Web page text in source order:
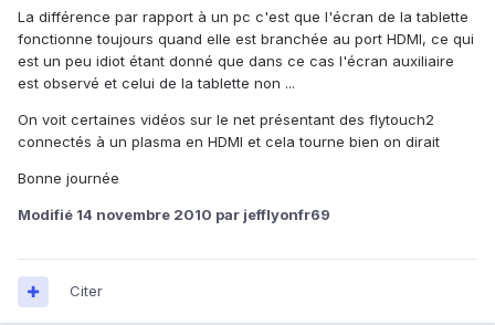
La différence par rapport à un pc c'est que l'écran de la tablette
fonctionne toujours quand elle est branchée au port HDMI, ce qui
est un peu idiot étant donné que dans ce cas l'écran auxiliaire
est observé et celui de la tablette non ...
On voit certaines vidéos sur le net présentant des flytouch2
connectés à un plasma en HDMI et cela tourne bien on dirait
Bonne journée
Modifié 14 novembre 2010 par jefflyonfr69
Citer